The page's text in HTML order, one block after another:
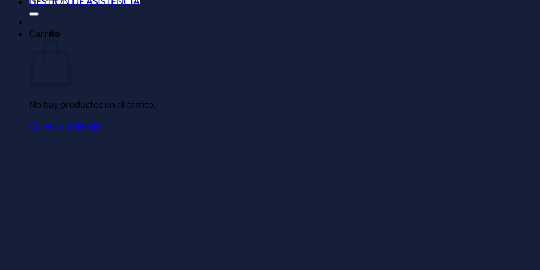
por:
Carrito
No hay productos en el carrito.
Volver a la tienda